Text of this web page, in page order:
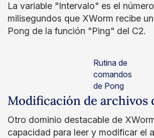
La variable "Intervalo" es el
milisegundos que XWorm recibe
Pong de la función "Ping" del C2.
Rutina de
comandos
de Pong
Modificación de archivos
Otro dominio destacable de
capacidad para leer y modificar el